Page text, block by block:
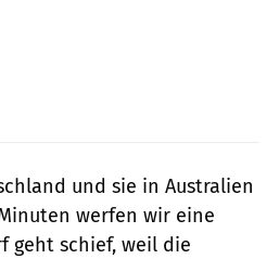
und sie in Australien
werfen wir eine
geht schief, weil die